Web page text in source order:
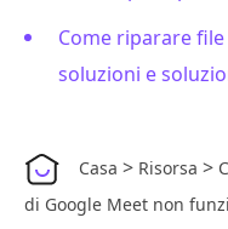
Come riparare
soluzioni e
Casa > Risorsa >
di Google Meet non